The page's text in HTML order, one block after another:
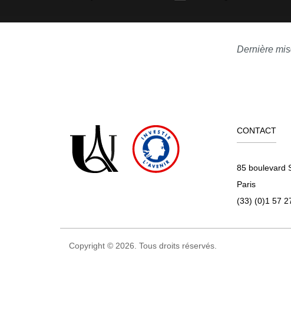
Dernière
CONTACT
85 boulevard
Paris
(33) (0)1 57
Copyright © 2026. Tous droits réservés.